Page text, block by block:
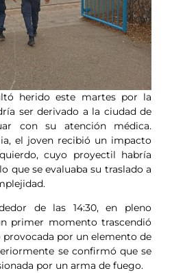
herido este martes por la
ser derivado a la ciudad de
con su atención médica.
el joven recibió un impacto
cuyo proyectil habría
que se evaluaba su traslado a
de las 14:30, en pleno
primer momento trascendió
provocada por un elemento de
se confirmó que se
por un arma de fuego.